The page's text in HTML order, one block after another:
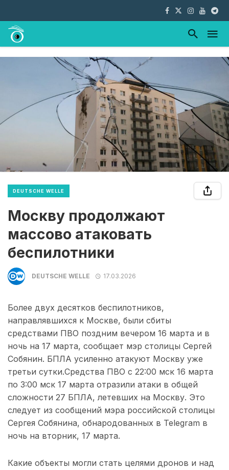
DEUTSCHE WELLE
Москву продолжают
массово атаковать
беспилотники
DEUTSCHE WELLE 17.03.2026
Более двух десятков беспилотников,
направлявшихся к Москве, были сбиты
средствами ПВО поздним вечером 16 марта и в
ночь на 17 марта, сообщает мэр столицы Сергей
Собянин. БПЛА усиленно атакуют Москву уже
третьи сутки.Средства ПВО с 22:00 мск 16 марта
по 3:00 мск 17 марта отразили атаки в общей
сложности 27 БПЛА, летевших на Москву. Это
следует из сообщений мэра российской столицы
Сергея Собянина, обнародованных в Telegram в
ночь на вторник, 17 марта.
Какие объекты могли стать целями дронов и над